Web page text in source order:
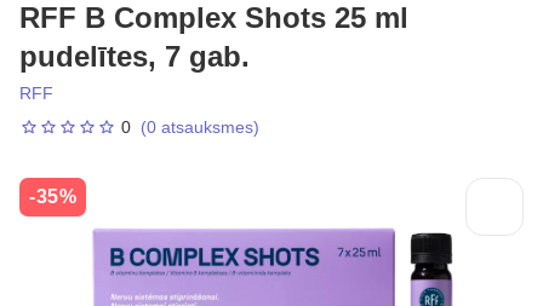
RFF B Complex Shots 25 ml
pudelītes, 7 gab.
RFF
0 (0 atsauksmes)
-35%